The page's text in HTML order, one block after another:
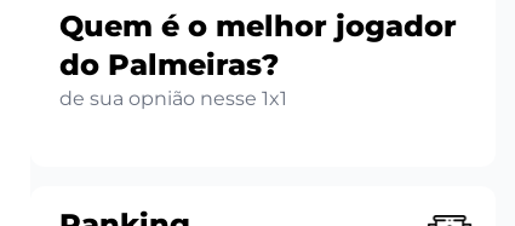
Quem é o melhor jogador
do Palmeiras?
de sua opnião nesse 1x1